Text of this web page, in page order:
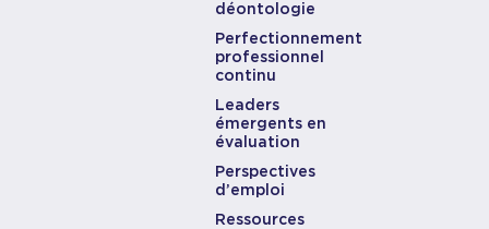
déontologie
Perfectionnement
professionnel
continu
Leaders
émergents en
évaluation
Perspectives
d’emploi
Ressources